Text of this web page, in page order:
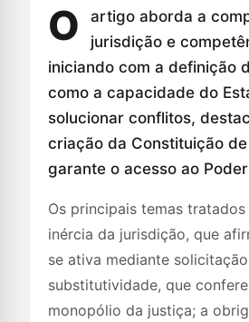
O
artigo aborda a
jurisdição e
iniciando com a definição
como a capacidade do
solucionar conflitos,
criação da Constituição
garante o acesso ao
Os principais temas tratados
inércia da jurisdição, que
se ativa mediante
substitutividade, que
monopólio da justiça; a